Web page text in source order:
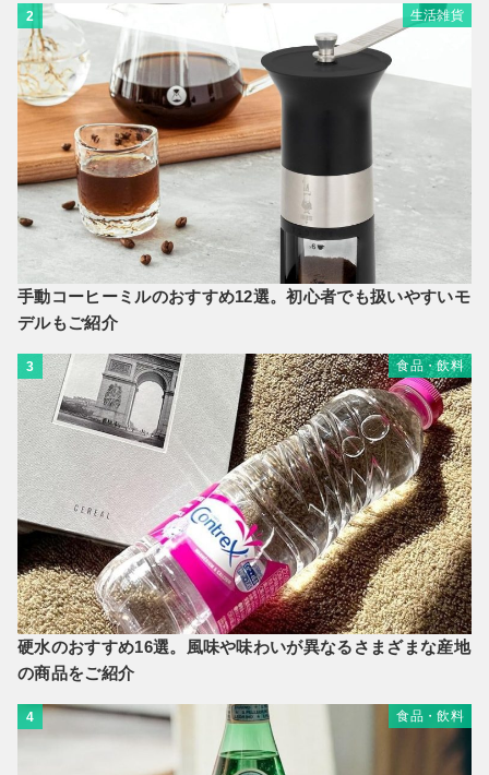
2 生活雑貨
手動コーヒーミルのおすすめ12選。初心者でも扱いやすいモ
デルもご紹介
3 食品・飲料
硬水のおすすめ16選。風味や味わいが異なるさまざまな産地
の商品をご紹介
4 食品・飲料